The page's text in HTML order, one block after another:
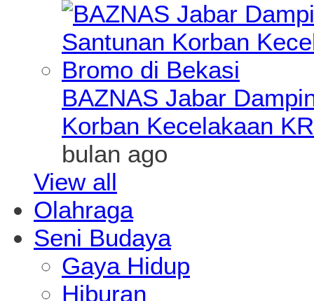
BAZNAS Jabar
Korban Kecelakaan
bulan ago
View all
Olahraga
Seni Budaya
Gaya Hidup
Hiburan